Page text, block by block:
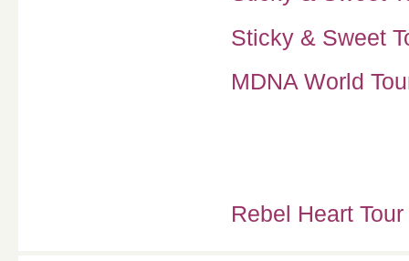
Sticky & Sweet
MDNA World
Rebel Heart